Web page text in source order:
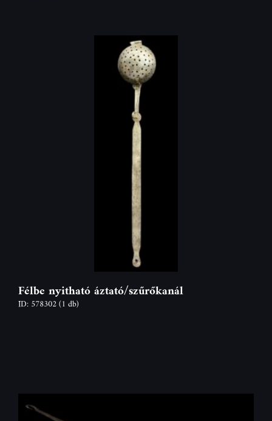
Félbe nyitható áztató/szűrőkanál
ID: 578302(1 db)